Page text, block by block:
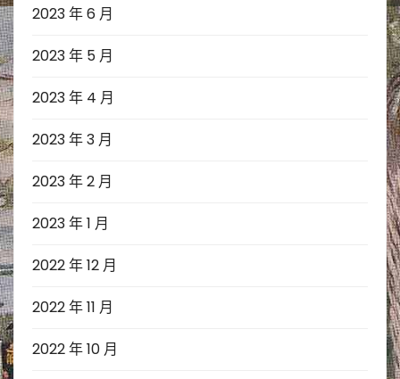
2023 年 6 月
2023 年 5 月
2023 年 4 月
2023 年 3 月
2023 年 2 月
2023 年 1 月
2022 年 12 月
2022 年 11 月
2022 年 10 月